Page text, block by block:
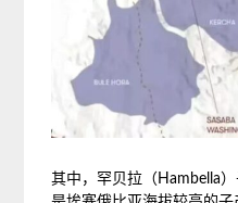
其中，罕贝拉（Hambella